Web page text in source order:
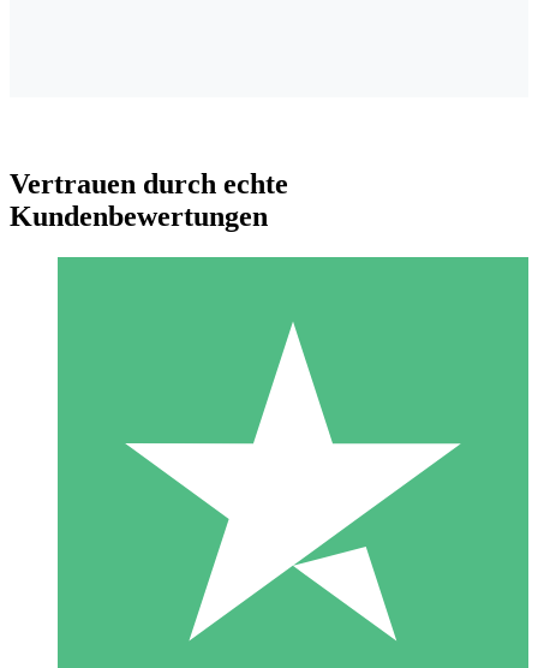
Individuelle Credit-Pakete
Zahlen Sie nach Bedarf mit Download-Credits. Keine
monatliche Verpflichtung erforderlich.
10 00
Vertrauen durch echte
Kundenbewertungen